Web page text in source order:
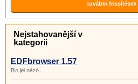
további frissítések
Nejstahovanější v
kategorii
EDFbrowser 1.57
Bio jel néző.